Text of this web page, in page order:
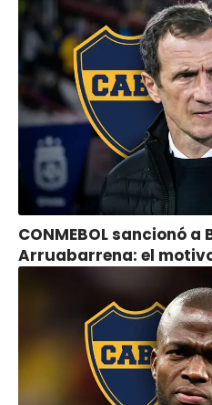
CONMEBOL sancionó
Arruabarrena: el